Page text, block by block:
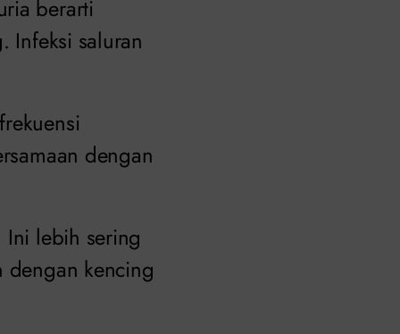
berarti
Infeksi saluran
dengan
Ini lebih sering
dengan kencing